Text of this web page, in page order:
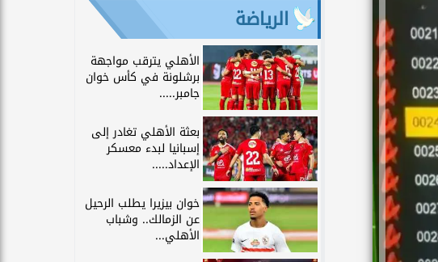
الرياضة
الأهلي يترقب مواجهة
برشلونة في كأس خوان
جامبر.....
بعثة الأهلي تغادر إلى
إسبانيا لبدء معسكر
الإعداد.....
خوان بيزيرا يطلب الرحيل
عن الزمالك.. وشباب
الأهلي...